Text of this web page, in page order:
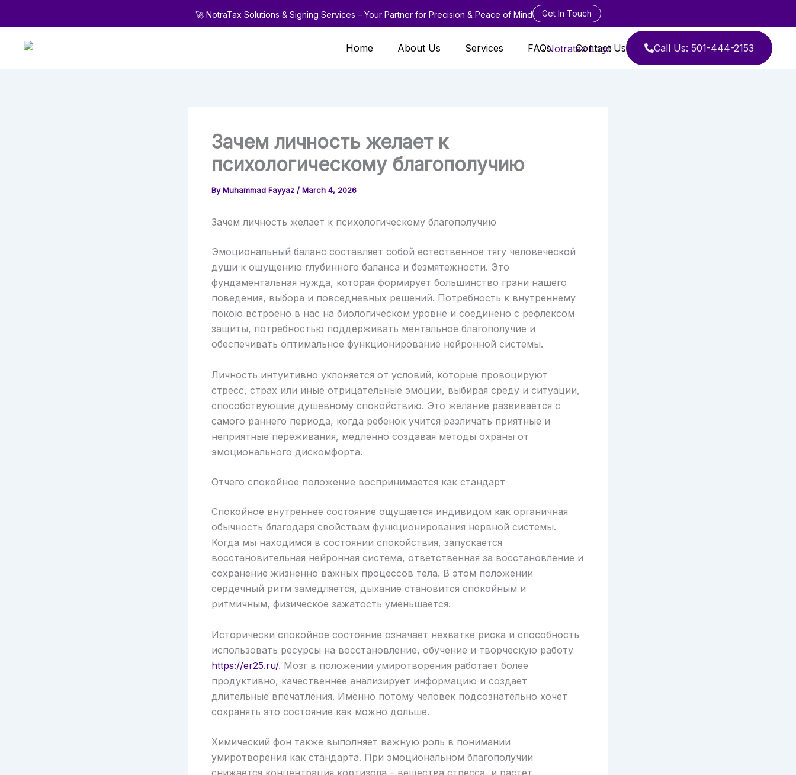
content
🚀 NotraTax Solutions & Signing Services – Your Partner for Precision & Peace of Mind Get In Touch
Home About Us Services FAQs Contact Us Call Us: 501-444-2153
Зачем личность желает к
психологическому благополучию
ByMuhammad Fayyaz / March 4, 2026
Зачем личность желает к психологическому благополучию
Эмоциональный баланс составляет собой естественное тягу человеческой
души к ощущению глубинного баланса и безмятежности. Это
фундаментальная нужда, которая формирует большинство грани нашего
поведения, выбора и повседневных решений. Потребность к внутреннему
покою встроено в нас на биологическом уровне и соединено с рефлексом
защиты, потребностью поддерживать ментальное благополучие и
обеспечивать оптимальное функционирование нейронной системы.
Личность интуитивно уклоняется от условий, которые провоцируют
стресс, страх или иные отрицательные эмоции, выбирая среду и ситуации,
способствующие душевному спокойствию. Это желание развивается с
самого раннего периода, когда ребенок учится различать приятные и
неприятные переживания, медленно создавая методы охраны от
эмоционального дискомфорта.
Отчего спокойное положение воспринимается как стандарт
Спокойное внутреннее состояние ощущается индивидом как органичная
обычность благодаря свойствам функционирования нервной системы.
Когда мы находимся в состоянии спокойствия, запускается
восстановительная нейронная система, ответственная за восстановление и
сохранение жизненно важных процессов тела. В этом положении
сердечный ритм замедляется, дыхание становится спокойным и
ритмичным, физическое зажатость уменьшается.
Исторически спокойное состояние означает нехватке риска и способность
использовать ресурсы на восстановление, обучение и творческую работу
https://er25.ru/. Мозг в положении умиротворения работает более
продуктивно, качественнее анализирует информацию и создает
длительные впечатления. Именно потому человек подсознательно хочет
сохранять это состояние как можно дольше.
Химический фон также выполняет важную роль в понимании
умиротворения как стандарта. При эмоциональном благополучии